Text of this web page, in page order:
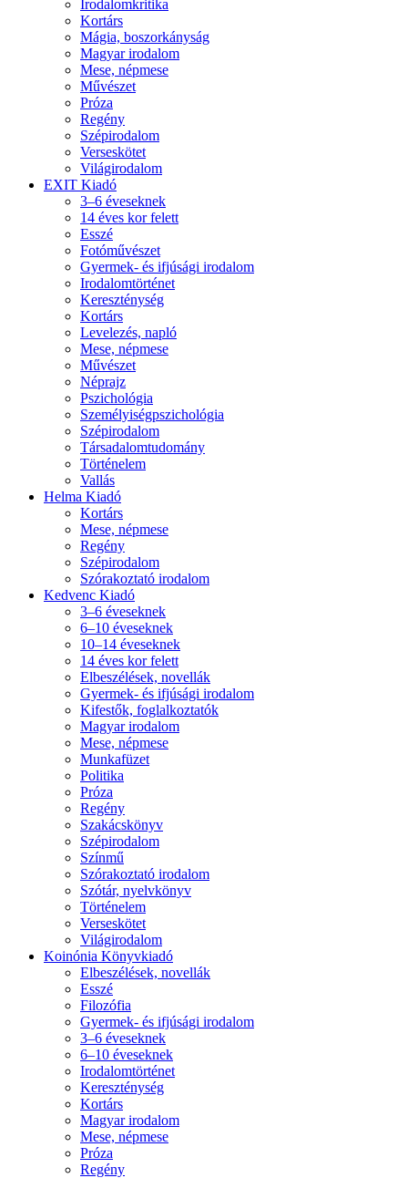
Irodalomkritika
Kortárs
Mágia, boszorkányság
Magyar irodalom
Mese, népmese
Művészet
Próza
Regény
Szépirodalom
Verseskötet
Világirodalom
EXIT Kiadó
3–6 éveseknek
14 éves kor felett
Esszé
Fotóművészet
Gyermek- és ifjúsági irodalom
Irodalomtörténet
Kereszténység
Kortárs
Levelezés, napló
Mese, népmese
Művészet
Néprajz
Pszichológia
Személyiségpszichológia
Szépirodalom
Társadalomtudomány
Történelem
Vallás
Helma Kiadó
Kortárs
Mese, népmese
Regény
Szépirodalom
Szórakoztató irodalom
Kedvenc Kiadó
3–6 éveseknek
6–10 éveseknek
10–14 éveseknek
14 éves kor felett
Elbeszélések, novellák
Gyermek- és ifjúsági irodalom
Kifestők, foglalkoztatók
Magyar irodalom
Mese, népmese
Munkafüzet
Politika
Próza
Regény
Szakácskönyv
Szépirodalom
Színmű
Szórakoztató irodalom
Szótár, nyelvkönyv
Történelem
Verseskötet
Világirodalom
Koinónia Könyvkiadó
Elbeszélések, novellák
Esszé
Filozófia
Gyermek- és ifjúsági irodalom
3–6 éveseknek
6–10 éveseknek
Irodalomtörténet
Kereszténység
Kortárs
Magyar irodalom
Mese, népmese
Próza
Regény